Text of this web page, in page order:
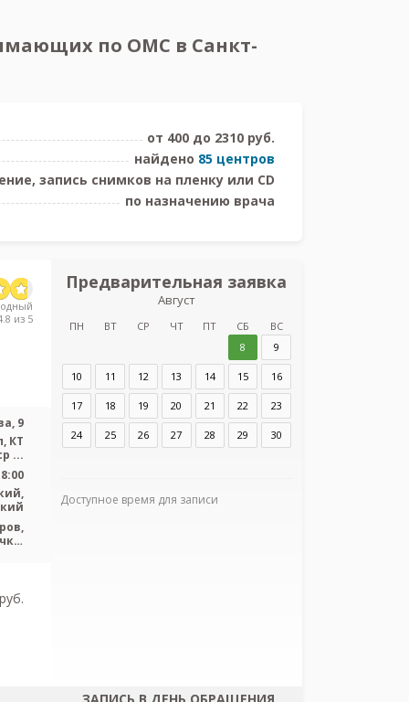
по ОМС в Санкт-
от 400 до 2310 руб.
найдено 85 центров
запись снимков на пленку или CD
по назначению врача
из 5
9
КТ
...
Предварительная заявка
Август
ПН ВТ СР ЧТ ПТ СБ
ВС
8
9
10 11 12 13 14 15 16
17 18 19 20 21 22 23
24 25 26 27 28 29 30
Доступное время для записи